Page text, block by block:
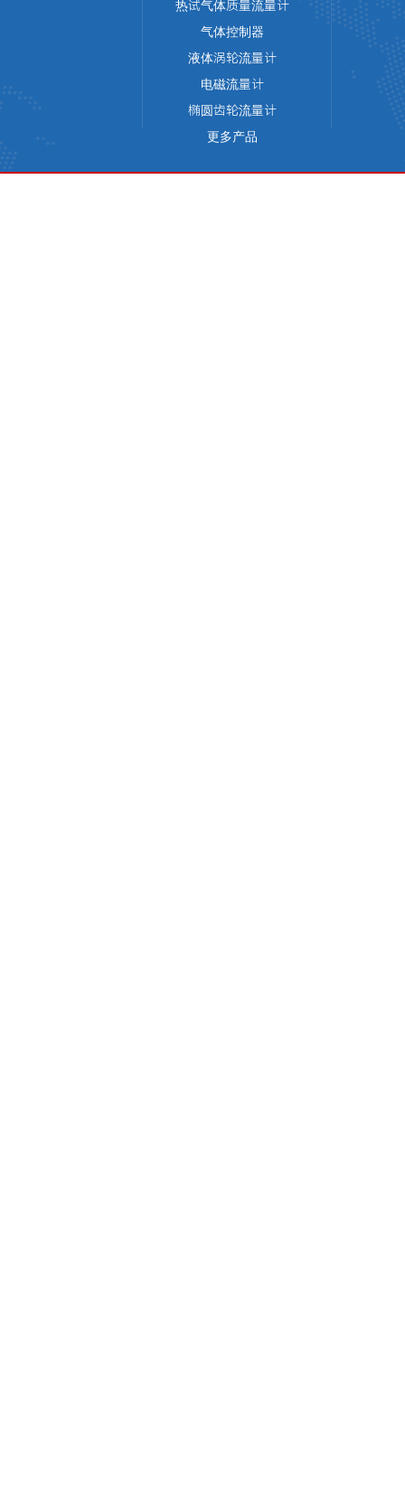
热试气体质量流量计
气体控制器
液体涡轮流量计
电磁流量计
椭圆齿轮流量计
更多产品